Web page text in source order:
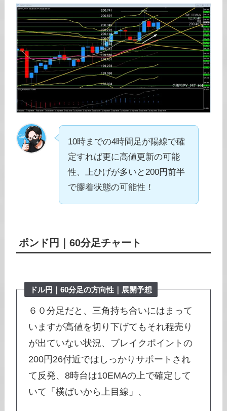
10時までの4時間足が陽線で確
定すれば更に高値更新の可能
性、上ひげが多いと200円前半
で膠着状態の可能性！
ポンド円 ｜60分足チャート
ドル円｜60分足の方向性｜展開予想
６０分足だと、三角持ち合いにはまって
いますが高値を切り下げてもそれ程売り
が出ていない状況、ブレイクポイントの
200円26付近ではしっかりサポートされ
て反発、8時台は10EMAの上で確定して
いて「横ばいから上目線」、